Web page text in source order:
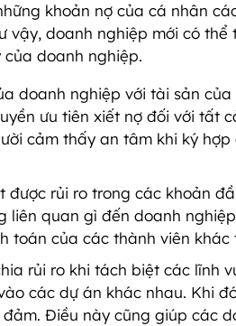
khoản nợ của cá nhân
vậy, doanh nghiệp mới có thể
doanh nghiệp.
doanh nghiệp với tài sản
ưu tiên xiết nợ đối với tất
cảm thấy an tâm khi ký
được rủi ro trong các khoản
liên quan gì đến doanh
toán của các thành viên khác
rủi ro khi tách biệt các lĩnh
các dự án khác nhau. Khi
Điều này cũng giúp các